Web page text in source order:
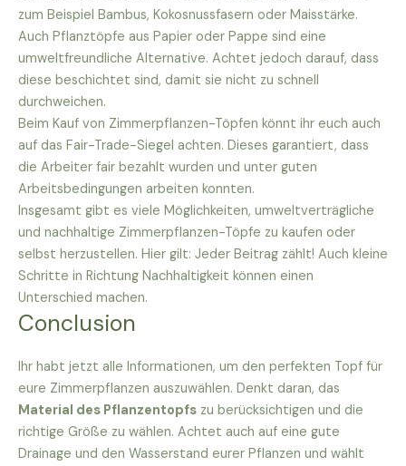
zum Beispiel Bambus, Kokosnussfasern oder Maisstärke.
Auch Pflanztöpfe aus Papier oder Pappe sind eine
umweltfreundliche Alternative. Achtet jedoch darauf, dass
diese beschichtet sind, damit sie nicht zu schnell
durchweichen.
Beim Kauf von Zimmerpflanzen-Töpfen könnt ihr euch auch
auf das Fair-Trade-Siegel achten. Dieses garantiert, dass
die Arbeiter fair bezahlt wurden und unter guten
Arbeitsbedingungen arbeiten konnten.
Insgesamt gibt es viele Möglichkeiten, umweltverträgliche
und nachhaltige Zimmerpflanzen-Töpfe zu kaufen oder
selbst herzustellen. Hier gilt: Jeder Beitrag zählt! Auch kleine
Schritte in Richtung Nachhaltigkeit können einen
Unterschied machen.
Conclusion
Ihr habt jetzt alle Informationen, um den perfekten Topf für
eure Zimmerpflanzen auszuwählen. Denkt daran, das
Material des Pflanzentopfs zu berücksichtigen und die
richtige Größe zu wählen. Achtet auch auf eine gute
Drainage und den Wasserstand eurer Pflanzen und wählt